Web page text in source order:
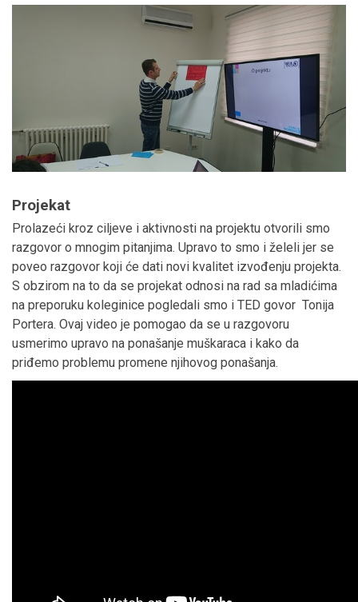
Projekat
Prolazeći kroz ciljeve i aktivnosti na projektu otvorili smo
razgovor o mnogim pitanjima. Upravo to smo i želeli jer se
poveo razgovor koji će dati novi kvalitet izvođenju projekta.
S obzirom na to da se projekat odnosi na rad sa mladićima
na preporuku koleginice pogledali smo i TED govor Tonija
Portera. Ovaj video je pomogao da se u razgovoru
usmerimo upravo na ponašanje muškaraca i kako da
priđemo problemu promene njihovog ponašanja.